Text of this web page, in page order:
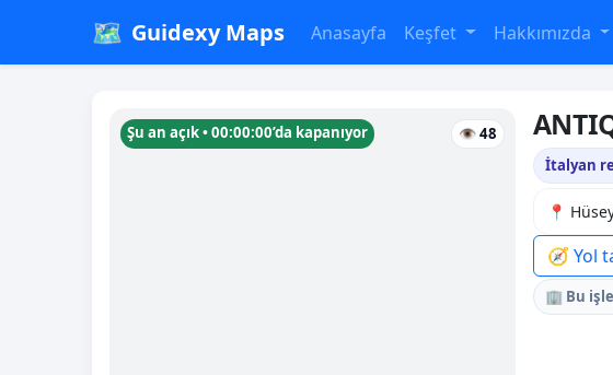
🗺️ Guidexy Maps Anasayfa Keşfet Hakkımızda
Şu an açık • 00:00:00’da kapanıyor 👁 48
İtalyan
📍
🧭 Yol
🏢 Bu